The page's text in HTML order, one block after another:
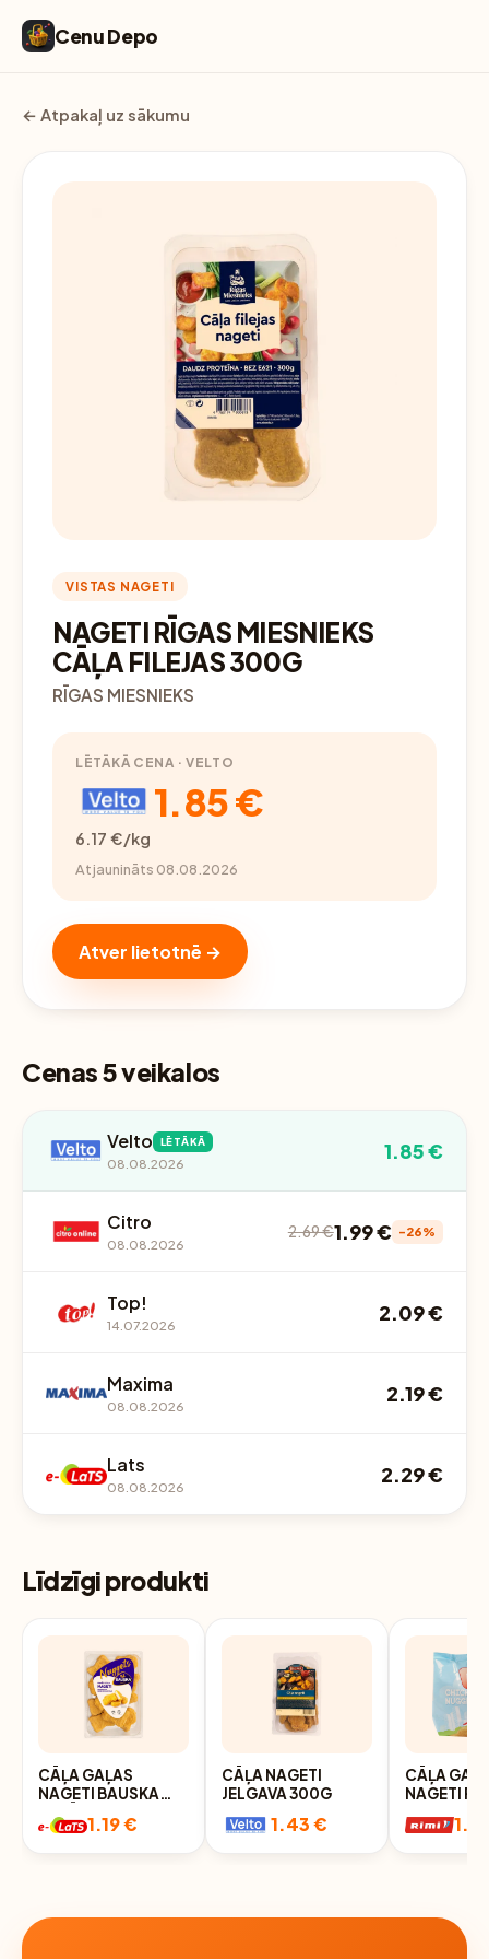
Cenu Depo
← Atpakaļ uz sākumu
VISTAS NAGETI
NAGETI RĪGAS MIESNIEKS
CĀĻA FILEJAS 300G
RĪGAS MIESNIEKS
LĒTĀKĀ CENA · VELTO
1.85 €
6.17 €/kg
Atjaunināts 08.08.2026
Atver lietotnē →
Cenas 5 veikalos
Velto LĒTĀKĀ
08.08.2026
1.85 €
Citro
08.08.2026
2.69 €1.99 € -26%
Top!
14.07.2026
2.09 €
Maxima
08.08.2026
2.19 €
Lats
08.08.2026
2.29 €
Līdzīgi produkti
CĀĻA GAĻAS
NAGETI BAUSKA
1.19 €
CĀĻA NAGETI
JELGAVA 300G
1.43 €
CĀĻA
NAGETI